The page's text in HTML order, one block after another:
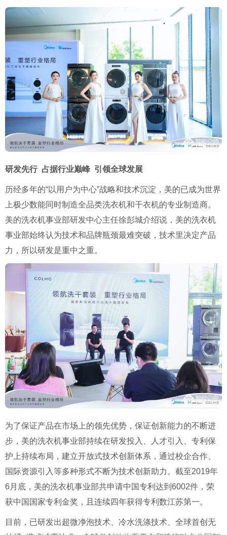
研发先行 占据行业巅峰 引领全球发展
历经多年的“以用户为中心”战略和技术沉淀，美的已成为世界
上极少数能同时制造全品类洗衣机和干衣机的专业制造商。
美的洗衣机事业部研发中心主任徐彭城介绍说，美的洗衣机
事业部始终认为技术和品牌瓶颈最难突破，技术里决定产品
力，所以研发是重中之重。
为了保证产品在市场上的领先优势，保证创新能力的不断进
步，美的洗衣机事业部持续在研发投入、人才引入、专利保
护上持续布局，建立开放式技术创新体系，通过校企合作、
国际资源引入等多种形式不断为技术创新助力。截至2019年
6月底，美的洗衣机事业部共申请中国专利达到 6002件，荣
获中国国家专利金奖，且连续四年获得专利数江苏第一。
目前，已研发出超微净泡技术、冷水洗涤技术、全球首创无